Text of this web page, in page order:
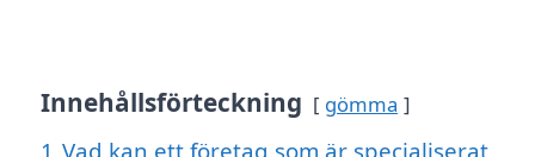
Innehållsförteckning gömma
1 Vad kan ett företag som är specialiserat